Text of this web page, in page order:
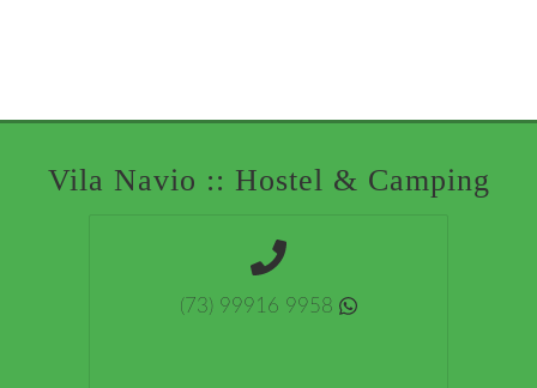
Vila Navio :: Hostel & Camping
(73) 99916 9958